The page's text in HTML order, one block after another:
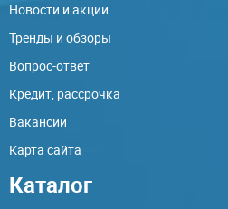
Новости и акции
Тренды и обзоры
Вопрос-ответ
Кредит, рассрочка
Вакансии
Карта сайта
Каталог